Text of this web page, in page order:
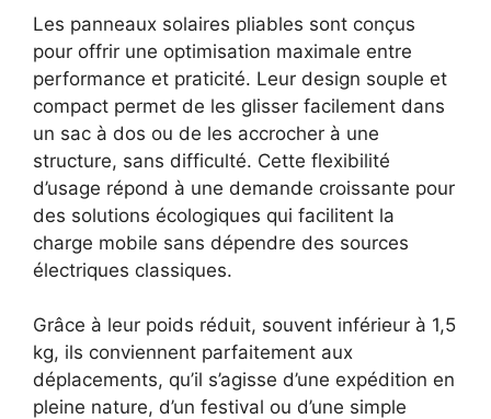
Les panneaux solaires pliables sont conçus
pour offrir une optimisation maximale entre
performance et praticité. Leur design souple et
compact permet de les glisser facilement dans
un sac à dos ou de les accrocher à une
structure, sans difficulté. Cette flexibilité
d’usage répond à une demande croissante pour
des solutions écologiques qui facilitent la
charge mobile sans dépendre des sources
électriques classiques.
Grâce à leur poids réduit, souvent inférieur à 1,5
kg, ils conviennent parfaitement aux
déplacements, qu’il s’agisse d’une expédition en
pleine nature, d’un festival ou d’une simple